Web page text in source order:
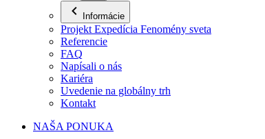
Informácie
Projekt Expedícia Fenomény sveta
Referencie
FAQ
Napísali o nás
Kariéra
Uvedenie na globálny trh
Kontakt
NAŠA PONUKA